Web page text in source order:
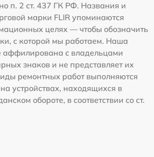
п. 2 ст. 437 ГК РФ. Названия и
марки FLIR упоминаются
целях — чтобы обозначить
с которой мы работаем. Наша
аффилирована с владельцами
знаков и не представляет их
ремонтных работ выполняются
устройствах, находящихся в
обороте, в соответствии со ст.